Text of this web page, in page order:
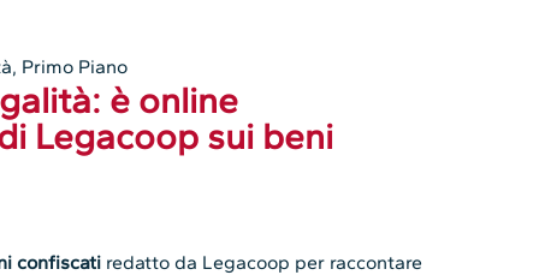
, Primo Piano
è online
Legacoop sui beni
confiscati redatto da Legacoop per raccontare